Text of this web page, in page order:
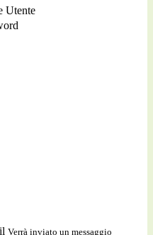
Utente
Verrà inviato un messaggio